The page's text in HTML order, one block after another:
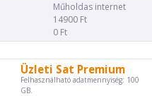
Műholdas internet
14900 Ft
0 Ft
Üzleti Sat Premium
Felhasználható adatmennyiség: 100
GB.